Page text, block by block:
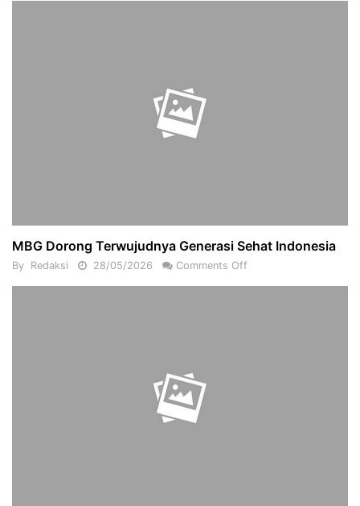
MBG Dorong Terwujudnya Generasi Sehat Indonesia
By Redaksi 28/05/2026 Comments Off